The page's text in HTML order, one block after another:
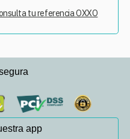
tu referencia OXXO
app